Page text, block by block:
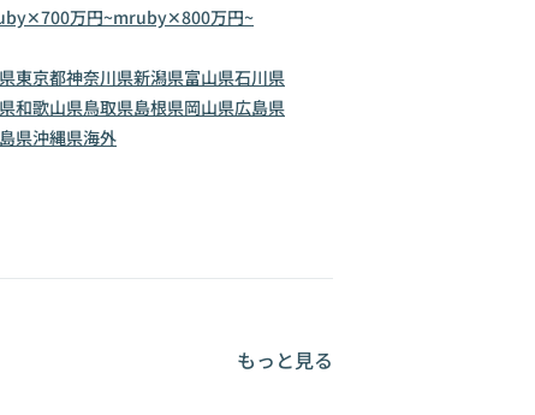
万円~mruby✕800万円~
東京都神奈川県新潟県富山県石川県
和歌山県鳥取県島根県岡山県広島県
県沖縄県海外
もっと見る